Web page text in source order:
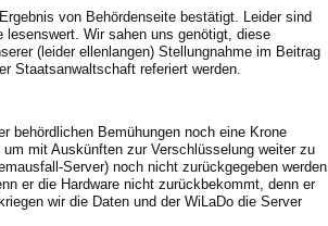
von Behördenseite bestätigt. Leider sind
Wir sahen uns genötigt, diese
(leider ellenlangen) Stellungnahme im Beitrag
Staatsanwaltschaft referiert werden.
behördlichen Bemühungen noch eine Krone
mit Auskünften zur Verschlüsselung weiter zu
Server) noch nicht zurückgegeben werden.
er die Hardware nicht zurückbekommt, denn er
wir die Daten und der WiLaDo die Server